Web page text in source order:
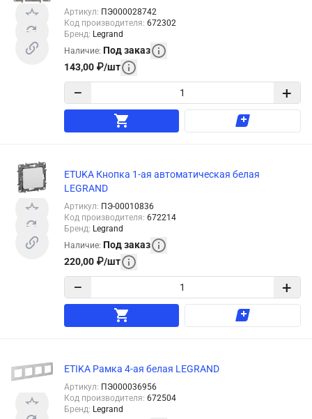
Артикул: ПЭ000028742
Код производителя: 672302
Бренд: Legrand
Наличие: Под заказ
143,00 ₽/шт
− +
ETUKA Кнопка 1-ая автоматическая белая
LEGRAND
Артикул: ПЭ-00010836
Код производителя: 672214
Бренд: Legrand
Наличие: Под заказ
220,00 ₽/шт
− +
ETIKA Рамка 4-ая белая LEGRAND
Артикул: ПЭ000036956
Код производителя: 672504
Бренд: Legrand